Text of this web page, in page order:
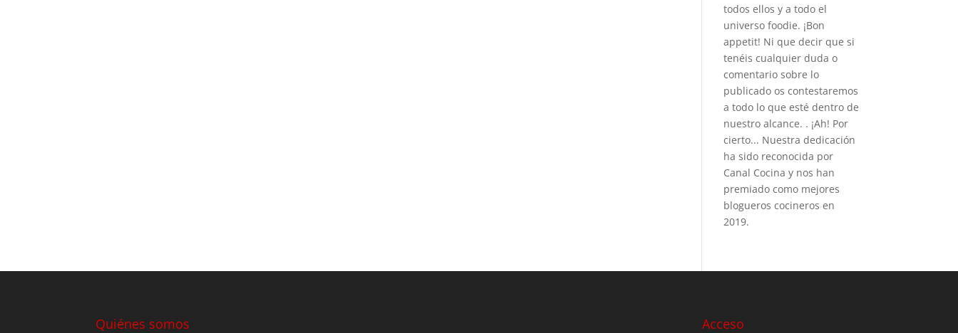
todos ellos y a todo el
universo foodie. ¡Bon
appetit! Ni que decir que si
tenéis cualquier duda o
comentario sobre lo
publicado os contestaremos
a todo lo que esté dentro de
nuestro alcance. . ¡Ah! Por
cierto... Nuestra dedicación
ha sido reconocida por
Canal Cocina y nos han
premiado como mejores
blogueros cocineros en
2019.
Quiénes somos Acceso